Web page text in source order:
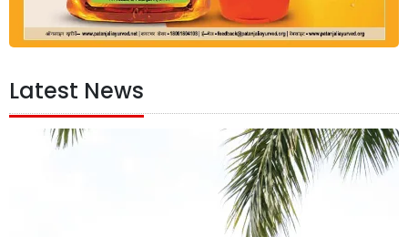
Latest News